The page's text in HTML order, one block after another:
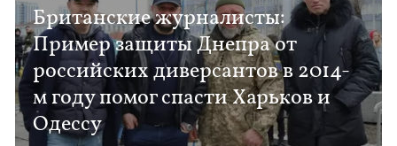
Британские журналисты:
Пример защиты Днепра от
российских диверсантов в 2014-
м году помог спасти Харьков и
Одессу